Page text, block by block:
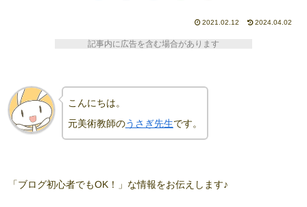
2021.02.12 2024.04.02
記事内に広告を含む場合があります
こんにちは。
元美術教師のうさぎ先生です。
「ブログ初心者でもOK！」な情報をお伝えします♪